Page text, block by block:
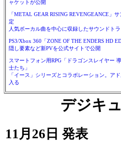
ャケットが公開
「METAL GEAR RISING REVENGEANCE」
定
人気ボーカル曲を中心に収録したサウンドトラ
PS3/Xbox 360「ZONE OF THE ENDERS HD
隠し要素など新PVを公式サイトで公開
スマートフォン用RPG「ドラゴンスレイヤー
士たち」
「イース」シリーズとコラボレーション。ア
入る
デジキ
11月26日 発表